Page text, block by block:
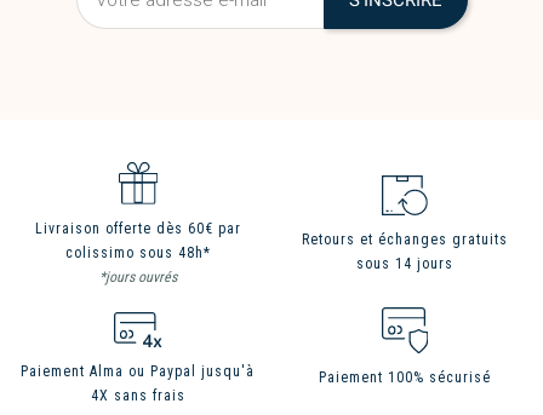
Livraison offerte dès 60€ par
colissimo sous 48h*
*jours ouvrés
Retours et échanges gratuits
sous 14 jours
Paiement Alma ou Paypal jusqu'à
4X sans frais
Paiement 100% sécurisé